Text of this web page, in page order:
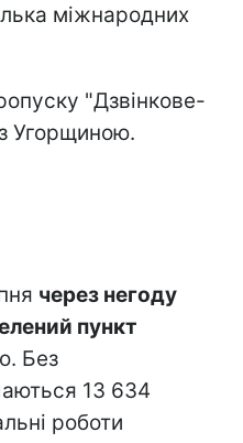
міжнародних
"Дзвінкове-
Угорщиною.
через негоду
пункт
Без
13 634
роботи